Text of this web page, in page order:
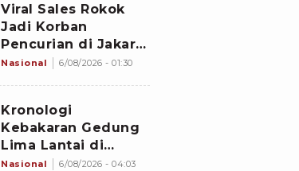
Viral Sales Rokok
Jadi Korban
Pencurian di Jakarta
Barat, Sejumlah
Nasional 6/08/2026 - 01:30
Kronologi
Kebakaran Gedung
Lima Lantai di
Cikini, Sempat Coba
Nasional 6/08/2026 - 04:03